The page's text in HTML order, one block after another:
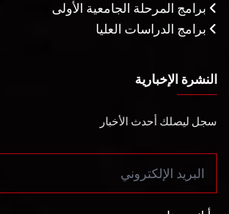
برامج المرحلة الجامعية الأولى
برامج الدراسات العليا
النشرة الإخبارية
سجل ليصلك أحدث الأخبار